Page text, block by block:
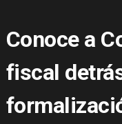
Conoce a
fiscal